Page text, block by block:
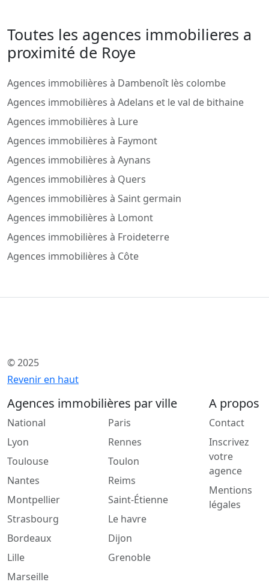
Toutes les agences immobilieres a
proximité de Roye
Agences immobilières à Dambenoît lès colombe
Agences immobilières à Adelans et le val de bithaine
Agences immobilières à Lure
Agences immobilières à Faymont
Agences immobilières à Aynans
Agences immobilières à Quers
Agences immobilières à Saint germain
Agences immobilières à Lomont
Agences immobilières à Froideterre
Agences immobilières à Côte
© 2025
Revenir en haut
Agences immobilières par ville
National
Lyon
Toulouse
Nantes
Montpellier
Strasbourg
Bordeaux
Lille
Marseille
Paris
Rennes
Toulon
Reims
Saint-Étienne
Le havre
Dijon
Grenoble
A propos
Contact
Inscrivez
votre
agence
Mentions
légales